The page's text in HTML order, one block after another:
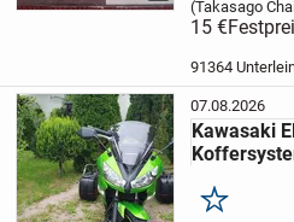
(Takasago
Nietschloss,
Typ: RK 632
eingeschweißt
15 €
91364
07.08.2026
Kawasaki
Merken